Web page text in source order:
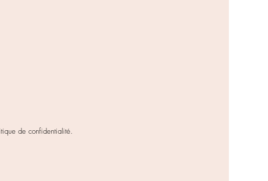
de confidentialité.